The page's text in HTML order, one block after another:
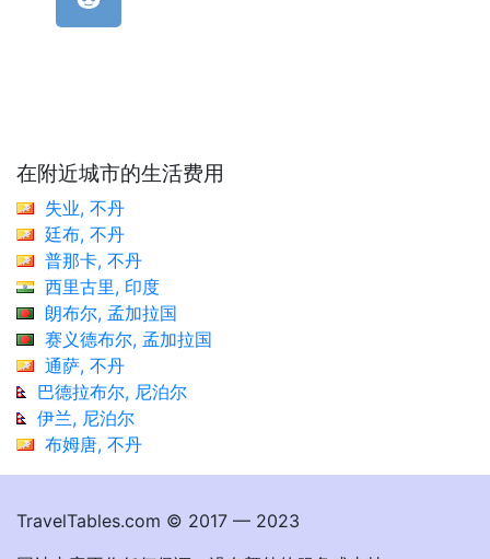
在附近城市的生活费用
失业, 不丹
廷布, 不丹
普那卡, 不丹
西里古里, 印度
朗布尔, 孟加拉国
赛义德布尔, 孟加拉国
通萨, 不丹
巴德拉布尔, 尼泊尔
伊兰, 尼泊尔
布姆唐, 不丹
TravelTables.com © 2017 — 2023